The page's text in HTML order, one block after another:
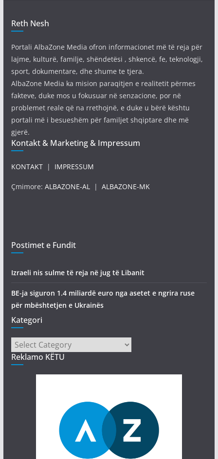
Reth Nesh
Portali AlbaZone Media ofron informacionet më të reja për
lajme, kulturë, familje, shëndetësi , shkencë, fe, teknologji,
sport, dokumentare, dhe shume te tjera.
AlbaZone Media ka mision paraqitjen e realitetit përmes
fakteve, duke mos u fokusuar në senzacione, por në
problemet reale që na rrethojnë, e duke u bërë kështu
portali më i besueshëm për familjet shqiptare dhe më
gjerë.
Kontakt & Marketing & Impressum
KONTAKT| IMPRESSUM
Çmimore: ALBAZONE-AL| ALBAZONE-MK
Postimet e Fundit
Izraeli nis sulme të reja në jug të Libanit
BE-ja siguron 1.4 miliardë euro nga asetet e ngrira ruse
për mbështetjen e Ukrainës
Kategori
Kategori
Reklamo KËTU